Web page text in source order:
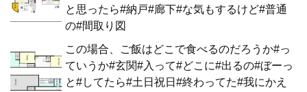
と思ったら#納戸#廊下#な気もするけど#普通
の#間取り図
この場合、ご飯はどこで食べるのだろうか#っ
ていうか#玄関#入って#どこに#出るの#ぼーっ
と#してたら#土日祝日#終わってた#我にかえ